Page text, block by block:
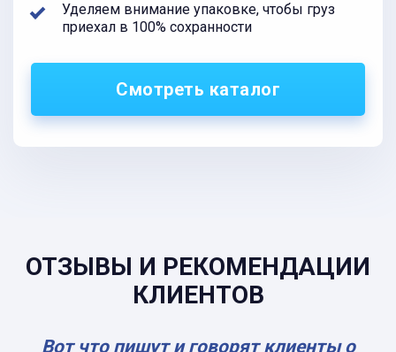
Уделяем внимание упаковке, чтобы груз
приехал в 100% сохранности
Смотреть каталог
ОТЗЫВЫ И РЕКОМЕНДАЦИИ
КЛИЕНТОВ
Вот что пишут и говорят клиенты о